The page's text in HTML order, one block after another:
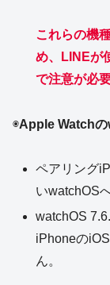
これらの機
め、LINEが
で注意が必
◉Apple Watch
ペアリング
いwatchOS
watchOS
iPhoneの
ん。